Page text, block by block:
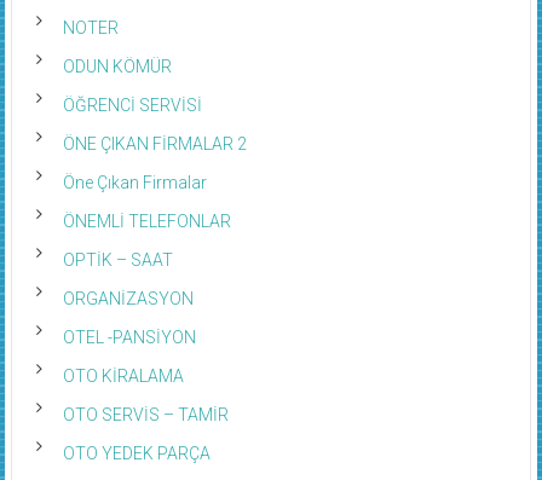
NOTER
ODUN KÖMÜR
ÖĞRENCİ SERVİSİ
ÖNE ÇIKAN FİRMALAR 2
Öne Çıkan Firmalar
ÖNEMLİ TELEFONLAR
OPTİK – SAAT
ORGANİZASYON
OTEL -PANSİYON
OTO KİRALAMA
OTO SERVİS – TAMİR
OTO YEDEK PARÇA